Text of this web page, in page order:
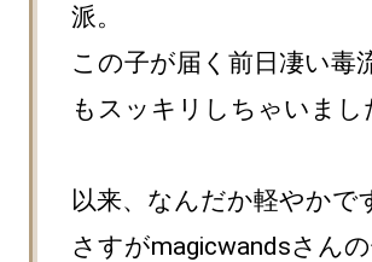
派。
この子が届く前日凄い毒
もスッキリしちゃいまし
以来、なんだか軽やかで
さすがmagicwandsさんの